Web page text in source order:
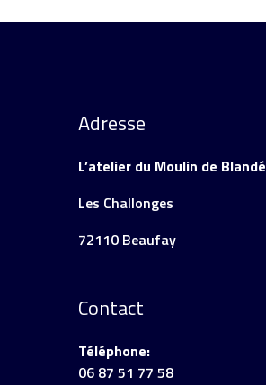
Adresse
L’atelier du Moulin de Blandé
Les Challonges
72110 Beaufay
Contact
Téléphone:
06 87 51 77 58